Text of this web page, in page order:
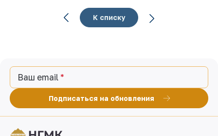
К списку
Ваш email
Подписаться на обновления